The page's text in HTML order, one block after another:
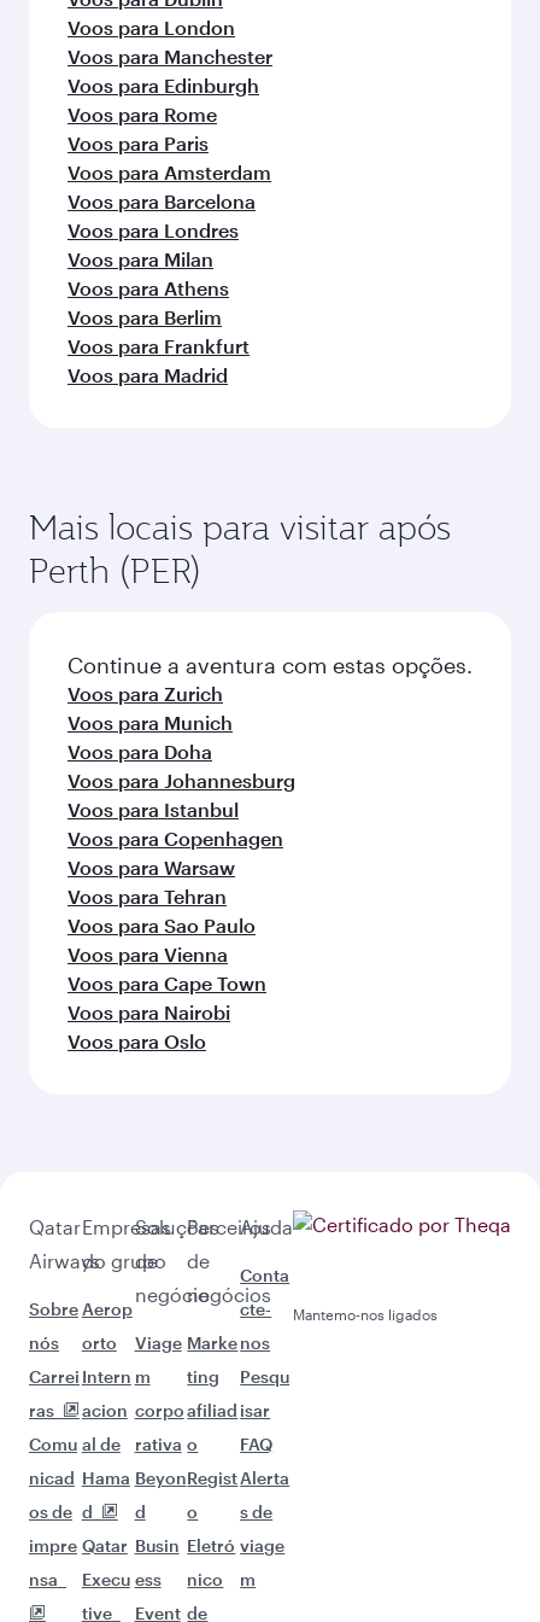
Voos para London
Voos para Manchester
Voos para Edinburgh
Voos para Rome
Voos para Paris
Voos para Amsterdam
Voos para Barcelona
Voos para Londres
Voos para Milan
Voos para Athens
Voos para Berlim
Voos para Frankfurt
Voos para Madrid
Mais locais para visitar após
Perth (PER)
Continue a aventura com estas opções.
Voos para Zurich
Voos para Munich
Voos para Doha
Voos para Johannesburg
Voos para Istanbul
Voos para Copenhagen
Voos para Warsaw
Voos para Tehran
Voos para Sao Paulo
Voos para Vienna
Voos para Cape Town
Voos para Nairobi
Voos para Oslo
Qatar
Airways
Sobre
nós
Carrei
ras
Comu
nicad
os de
impre
nsa
Empresas
do grupo
Aerop
orto
Intern
acion
al de
Hama
d
Qatar
Execu
tive
Soluções
de
negócio
Viage
m
corpo
rativa
Beyon
d
Busin
ess
Event
Parceiros
de
negócios
Marke
ting
afiliad
o
Regist
o
Eletró
nico
de
Ajuda
Conta
cte-
nos
Pesqu
isar
FAQ
Alerta
s de
viage
m
Mantemo-nos ligados